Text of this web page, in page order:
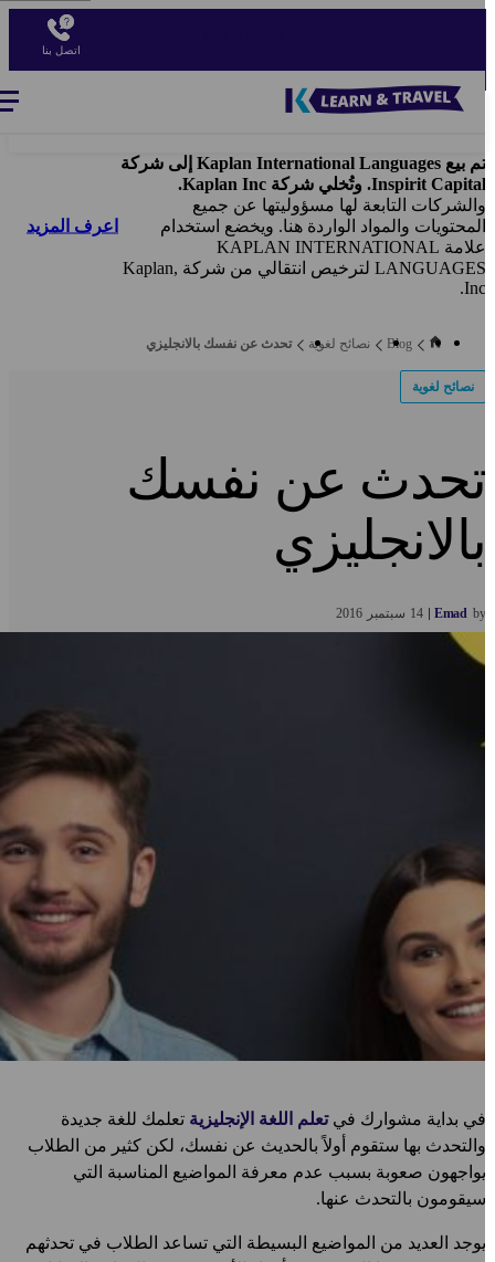
اتصل بنا
تم بيع Kaplan International Languages إلى شركة
Inspirit Capital. وتُخلي شركة Kaplan Inc.
والشركات التابعة لها مسؤوليتها عن جميع
المحتويات والمواد الواردة هنا. ويخضع استخدام
علامة KAPLAN INTERNATIONAL
LANGUAGES لترخيص انتقالي من شركة Kaplan,
Inc.
اعرف المزيد
Blog نصائح لغوية تحدث عن نفسك بالانجليزي
نصائح لغوية
تحدث عن نفسك
بالانجليزي
by
Emad
14 سبتمبر 2016
في بداية مشوارك في تعلم اللغة الإنجليزيةتعلمك للغة جديدة
والتحدث بها ستقوم أولاً بالحديث عن نفسك، لكن كثير من الطلاب
يواجهون صعوبة بسبب عدم معرفة المواضيع المناسبة التي
سيقومون بالتحدث عنها.
يوجد العديد من المواضيع البسيطة التي تساعد الطلاب في تحدثهم